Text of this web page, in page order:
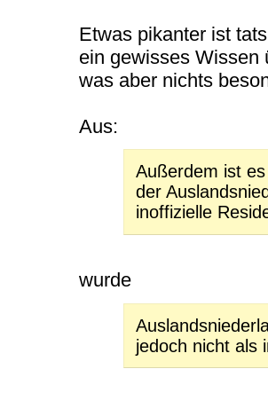
Etwas pikanter ist
ein gewisses Wissen
was aber nichts
Aus:
Außerdem ist
der
inoffizielle
wurde
jedoch nicht als